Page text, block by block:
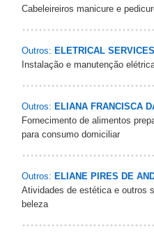
Cabeleireiros manicure e
Outros: ELETRICAL SERVICES
Instalação e manutenção
Outros: ELIANA FRANCISCA
Fornecimento de alimentos
para consumo domiciliar
Outros: ELIANE PIRES DE
Atividades de estética e outros
beleza